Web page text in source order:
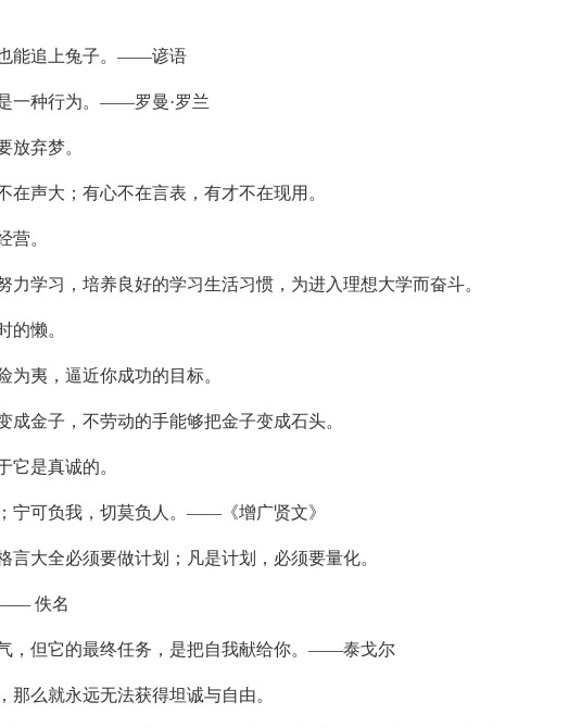
能追上兔子。——谚语
一种行为。——罗曼·罗兰
放弃梦。
在声大；有心不在言表，有才不在现用。
营。
力学习，培养良好的学习生活习惯，为进入理想大学而奋斗。
的懒。
为夷，逼近你成功的目标。
成金子，不劳动的手能够把金子变成石头。
它是真诚的。
宁可负我，切莫负人。——《增广贤文》
言大全必须要做计划；凡是计划，必须要量化。
—— 佚名
，但它的最终任务，是把自我献给你。——泰戈尔
那么就永远无法获得坦诚与自由。